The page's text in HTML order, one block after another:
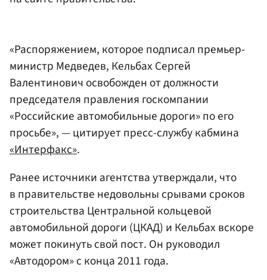
«Распоряжением, которое подписал премьер-
министр Медведев, Кельбах Сергей
Валентинович освобожден от должности
председателя правления госкомпании
«Российские автомобильные дороги» по его
просьбе», — цитирует пресс-службу кабмина
«Интерфакс».
Ранее источники агентства утверждали, что
в правительстве недовольны срывами сроков
строительства Центральной кольцевой
автомобильной дороги (ЦКАД) и Кельбах вскоре
может покинуть свой пост. Он руководил
«Автодором» с конца 2011 года.